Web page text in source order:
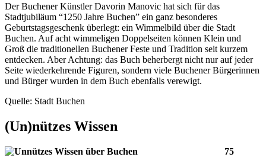
Der Buchener Künstler Davorin Manovic hat sich für das
Stadtjubiläum “1250 Jahre Buchen” ein ganz besonderes
Geburtstagsgeschenk überlegt: ein Wimmelbild über die Stadt
Buchen. Auf acht wimmeligen Doppelseiten können Klein und
Groß die traditionellen Buchener Feste und Tradition seit kurzem
entdecken. Aber Achtung: das Buch beherbergt nicht nur auf jeder
Seite wiederkehrende Figuren, sondern viele Buchener Bürgerinnen
und Bürger wurden in dem Buch ebenfalls verewigt.
Quelle: Stadt Buchen
(Un)nützes Wissen
75